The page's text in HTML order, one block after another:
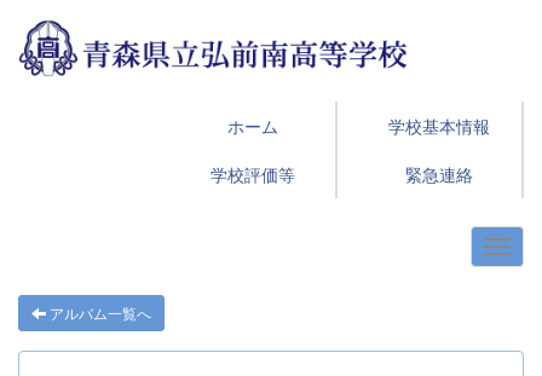
ホーム
学校基本情報
学校評価等
緊急連絡
アルバム一覧へ